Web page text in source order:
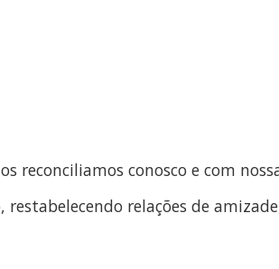
reconciliamos conosco e com
relações de